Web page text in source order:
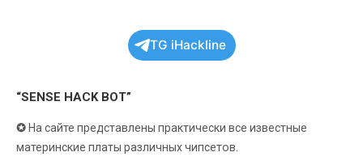
TG iHackline
“SENSE HACK BOT”
✪ На сайте представлены практически все известные
материнские платы различных чипсетов.